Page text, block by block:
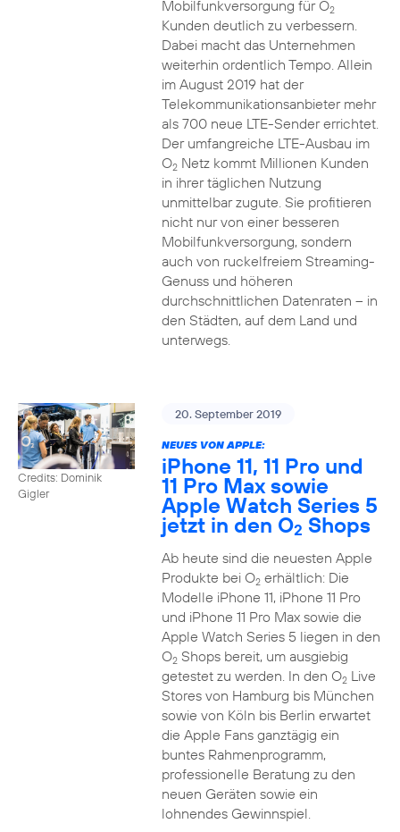
Mobilfunkversorgung für O2
Kunden deutlich zu verbessern.
Dabei macht das Unternehmen
weiterhin ordentlich Tempo. Allein
im August 2019 hat der
Telekommunikationsanbieter mehr
als 700 neue LTE-Sender errichtet.
Der umfangreiche LTE-Ausbau im
O2Netz kommt Millionen Kunden
in ihrer täglichen Nutzung
unmittelbar zugute. Sie profitieren
nicht nur von einer besseren
Mobilfunkversorgung, sondern
auch von ruckelfreiem Streaming-
Genuss und höheren
durchschnittlichen Datenraten – in
den Städten, auf dem Land und
unterwegs.
Credits: Dominik
Gigler
20. September 2019
NEUES VON APPLE:
iPhone 11, 11 Pro und
11 Pro Max sowie
Apple Watch Series 5
jetzt in den O2 Shops
Ab heute sind die neuesten Apple
Produkte bei O2erhältlich: Die
Modelle iPhone 11, iPhone 11 Pro
und iPhone 11 Pro Max sowie die
Apple Watch Series 5 liegen in den
O2Shops bereit, um ausgiebig
getestet zu werden. In den O2Live
Stores von Hamburg bis München
sowie von Köln bis Berlin erwartet
die Apple Fans ganztägig ein
buntes Rahmenprogramm,
professionelle Beratung zu den
neuen Geräten sowie ein
lohnendes Gewinnspiel.